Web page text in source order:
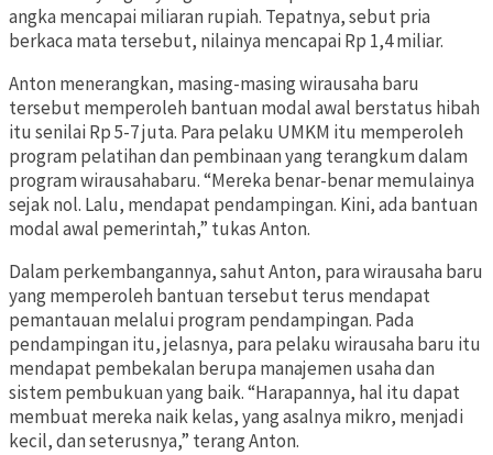
angka mencapai miliaran rupiah. Tepatnya, sebut pria
berkaca mata tersebut, nilainya mencapai Rp 1,4 miliar.
Anton menerangkan, masing-masing wirausaha baru
tersebut memperoleh bantuan modal awal berstatus hibah
itu senilai Rp 5-7 juta. Para pelaku UMKM itu memperoleh
program pelatihan dan pembinaan yang terangkum dalam
program wirausahabaru. “Mereka benar-benar memulainya
sejak nol. Lalu, mendapat pendampingan. Kini, ada bantuan
modal awal pemerintah,” tukas Anton.
Dalam perkembangannya, sahut Anton, para wirausaha baru
yang memperoleh bantuan tersebut terus mendapat
pemantauan melalui program pendampingan. Pada
pendampingan itu, jelasnya, para pelaku wirausaha baru itu
mendapat pembekalan berupa manajemen usaha dan
sistem pembukuan yang baik. “Harapannya, hal itu dapat
membuat mereka naik kelas, yang asalnya mikro, menjadi
kecil, dan seterusnya,” terang Anton.